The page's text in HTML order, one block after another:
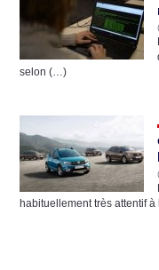
selon (…)
habituellement très attentif